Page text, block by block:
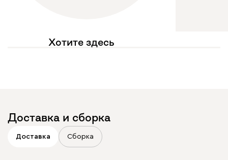
Хотите здесь
Доставка и сборка
Доставка Сборка